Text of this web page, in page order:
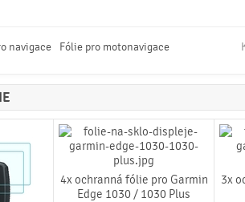
navigace Fólie pro motonavigace
4x ochranná fólie pro Garmin
Edge 1030 / 1030 Plus
3x